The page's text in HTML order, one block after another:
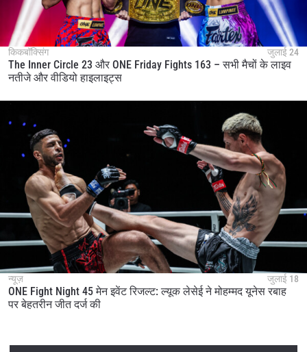
किकबॉक्सिंग जुलाई 24
The Inner Circle 23 और ONE Friday Fights 163 – सभी मैचों के लाइव
नतीजे और वीडियो हाइलाइट्स
न्यूज़ जुलाई 18
ONE Fight Night 45 मेन इवेंट रिजल्ट: ल्यूक लेसेई ने मोहम्मद यूनेस रबाह
पर बेहतरीन जीत दर्ज की